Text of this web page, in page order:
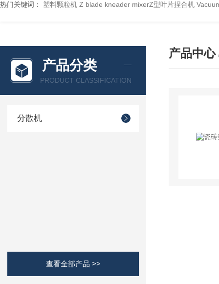
热门关键词： 塑料颗粒机 Z blade kneader mixerZ型叶片捏合机
产品分类
PRODUCT CLASSIFICATION
分散机
查看全部产品 >>
产品中心